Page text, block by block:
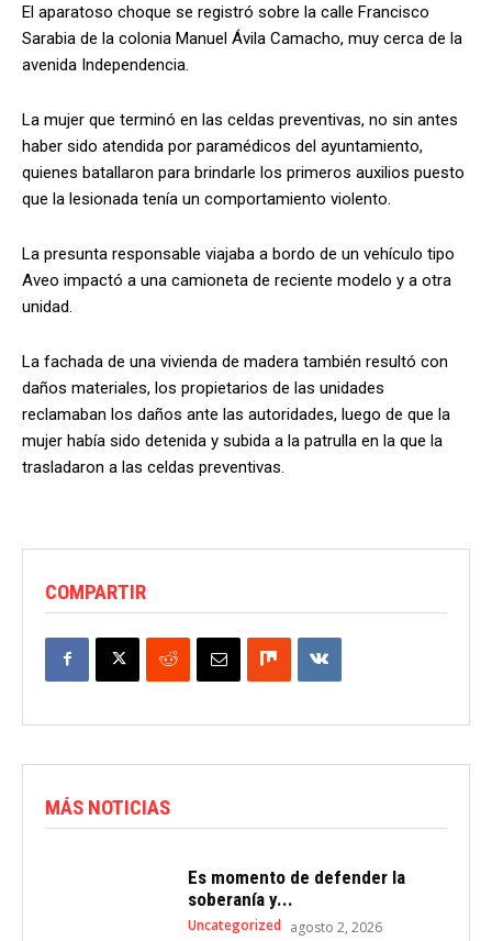
El aparatoso choque se registró sobre la calle Francisco
Sarabia de la colonia Manuel Ávila Camacho, muy cerca de la
avenida Independencia.
La mujer que terminó en las celdas preventivas, no sin antes
haber sido atendida por paramédicos del ayuntamiento,
quienes batallaron para brindarle los primeros auxilios puesto
que la lesionada tenía un comportamiento violento.
La presunta responsable viajaba a bordo de un vehículo tipo
Aveo impactó a una camioneta de reciente modelo y a otra
unidad.
La fachada de una vivienda de madera también resultó con
daños materiales, los propietarios de las unidades
reclamaban los daños ante las autoridades, luego de que la
mujer había sido detenida y subida a la patrulla en la que la
trasladaron a las celdas preventivas.
COMPARTIR
MÁS NOTICIAS
Es momento de defender la
soberanía y...
Uncategorized agosto 2, 2026